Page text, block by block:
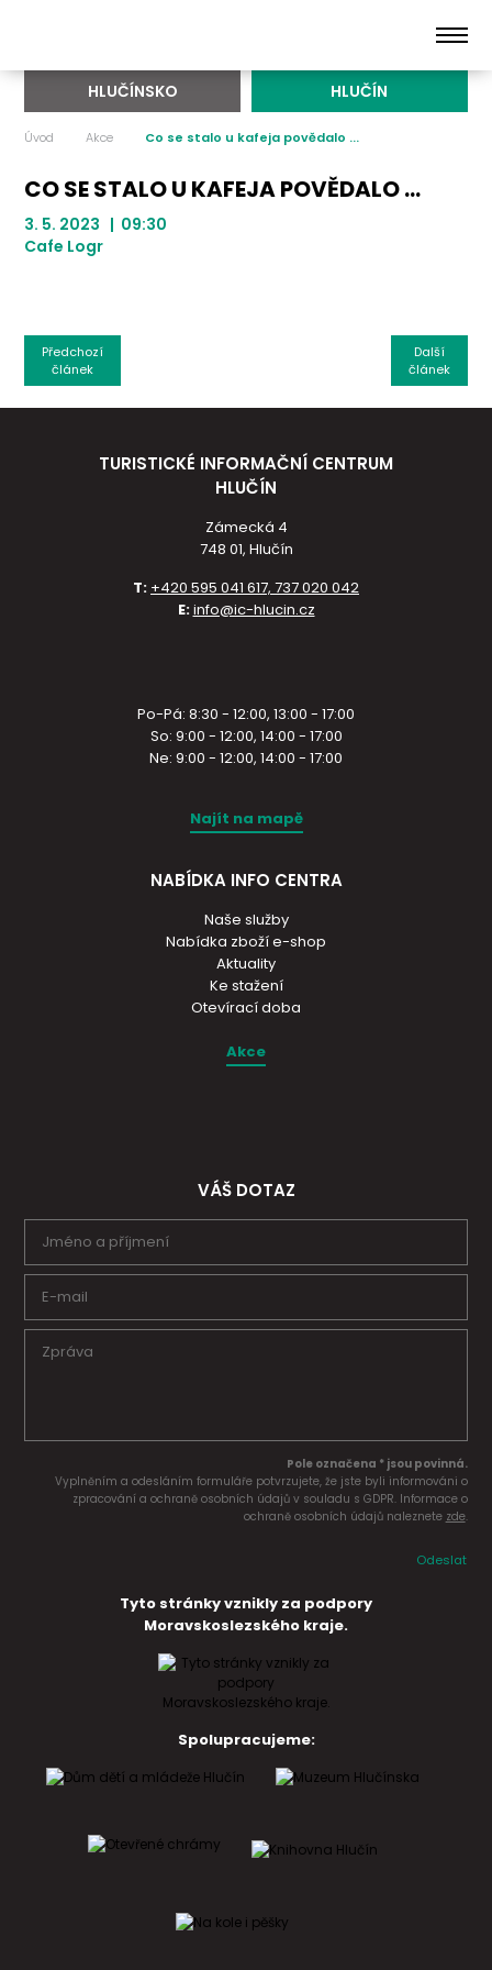
HLUČÍNSKO HLUČÍN
Úvod Akce Co se stalo u kafeja povědalo ...
CO SE STALO U KAFEJA POVĚDALO ...
3. 5. 2023 | 09:30
Cafe Logr
Další
článek
Předchozí
článek
TURISTICKÉ INFORMAČNÍ CENTRUM
HLUČÍN
Zámecká 4
748 01, Hlučín
T: +420 595 041 617, 737 020 042
E:info@ic-hlucin.cz
Po-Pá: 8:30 - 12:00, 13:00 - 17:00
So: 9:00 - 12:00, 14:00 - 17:00
Ne: 9:00 - 12:00, 14:00 - 17:00
Najít na mapě
NABÍDKA INFO CENTRA
Naše služby
Nabídka zboží e-shop
Aktuality
Ke stažení
Otevírací doba
Akce
VÁŠ DOTAZ
Pole označena * jsou povinná.
Vyplněním a odesláním formuláře potvrzujete, že jste byli informováni o
zpracování a ochraně osobních údajů v souladu s GDPR. Informace o
ochraně osobních údajů naleznete zde.
Odeslat
Tyto stránky vznikly za podpory
Moravskoslezského kraje.
Spolupracujeme: